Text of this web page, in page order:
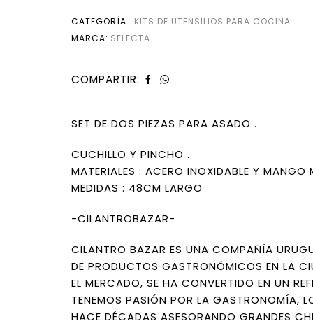
CATEGORÍA: KITS DE UTENSILIOS PARA COCINA
MARCA: SELECTA
COMPARTIR:
SET DE DOS PIEZAS PARA ASADO .
CUCHILLO Y PINCHO .
MATERIALES : ACERO INOXIDABLE Y MANGO
MEDIDAS : 48CM LARGO
-CILANTROBAZAR-
CILANTRO BAZAR ES UNA COMPAÑÍA
DE PRODUCTOS GASTRONÓMICOS EN LA
EL MERCADO, SE HA CONVERTIDO EN UN
TENEMOS PASIÓN POR LA GASTRONOMÍA,
HACE DÉCADAS ASESORANDO GRANDES